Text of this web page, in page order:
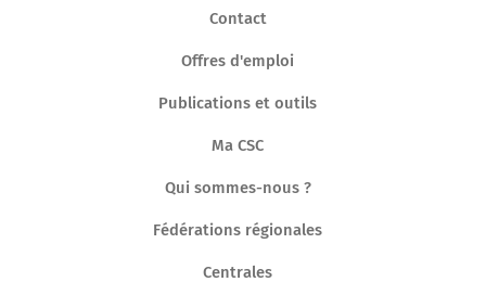
Contact
Offres d'emploi
Publications et outils
Ma CSC
Qui sommes-nous ?
Fédérations régionales
Centrales